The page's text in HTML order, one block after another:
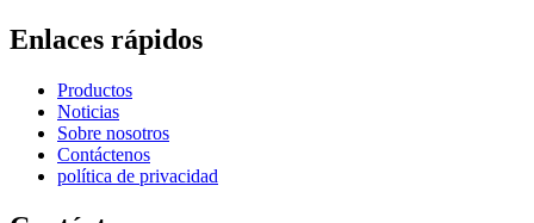
Enlaces rápidos
Productos
Noticias
Sobre nosotros
Contáctenos
política de privacidad